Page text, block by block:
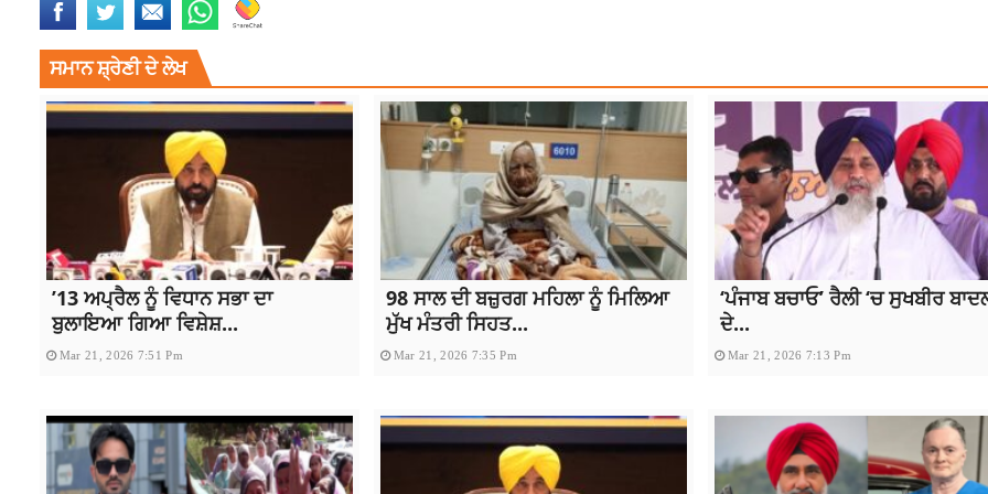
ਸਮਾਨ ਸ਼੍ਰੇਣੀ ਦੇ ਲੇਖ
’13 ਅਪ੍ਰੈਲ ਨੂੰ ਵਿਧਾਨ ਸਭਾ ਦਾ
ਬੁਲਾਇਆ ਗਿਆ ਵਿਸ਼ੇਸ਼...
Mar 21, 2026 7:51 Pm
98 ਸਾਲ ਦੀ ਬਜ਼ੁਰਗ ਮਹਿਲਾ ਨੂੰ ਮਿਲਿਆ
ਮੁੱਖ ਮੰਤਰੀ ਸਿਹਤ...
Mar 21, 2026 7:35 Pm
‘ਪੰਜਾਬ ਬਚਾਓ’ ਰੈਲੀ ‘ਚ ਸੁਖਬੀਰ
ਦੇ...
Mar 21, 2026 7:13 Pm